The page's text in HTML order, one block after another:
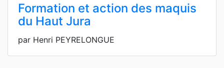
Formation et action des maquis
du Haut Jura
par Henri PEYRELONGUE